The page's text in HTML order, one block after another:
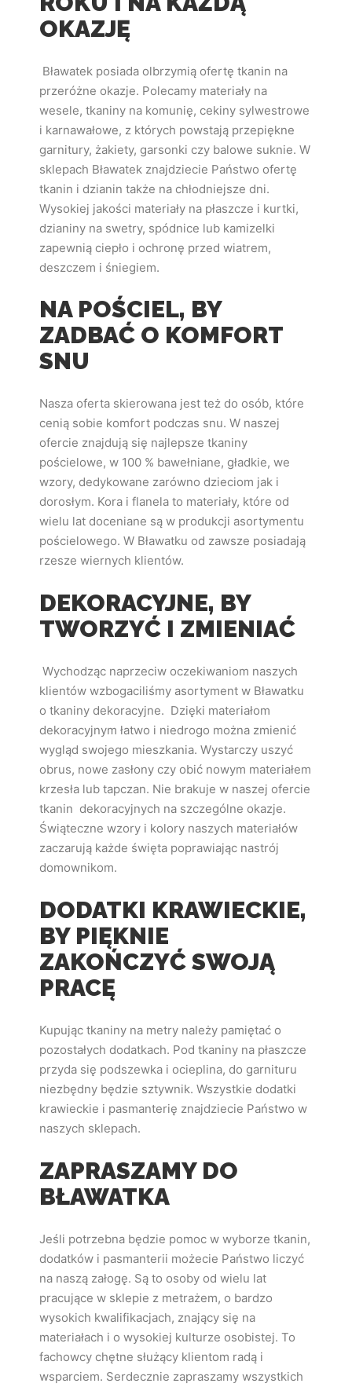
OKAZJĘ
Bławatek posiada olbrzymią ofertę tkanin na
przeróżne okazje. Polecamy materiały na
wesele, tkaniny na komunię, cekiny sylwestrowe
i karnawałowe, z których powstają przepiękne
garnitury, żakiety, garsonki czy balowe suknie. W
sklepach Bławatek znajdziecie Państwo ofertę
tkanin i dzianin także na chłodniejsze dni.
Wysokiej jakości materiały na płaszcze i kurtki,
dzianiny na swetry, spódnice lub kamizelki
zapewnią ciepło i ochronę przed wiatrem,
deszczem i śniegiem.
NA POŚCIEL, BY
ZADBAĆ O KOMFORT
SNU
Nasza oferta skierowana jest też do osób, które
cenią sobie komfort podczas snu. W naszej
ofercie znajdują się najlepsze tkaniny
pościelowe, w 100 % bawełniane, gładkie, we
wzory, dedykowane zarówno dzieciom jak i
dorosłym. Kora i flanela to materiały, które od
wielu lat doceniane są w produkcji asortymentu
pościelowego. W Bławatku od zawsze posiadają
rzesze wiernych klientów.
DEKORACYJNE, BY
TWORZYĆ I ZMIENIAĆ
Wychodząc naprzeciw oczekiwaniom naszych
klientów wzbogaciliśmy asortyment w Bławatku
o tkaniny dekoracyjne. Dzięki materiałom
dekoracyjnym łatwo i niedrogo można zmienić
wygląd swojego mieszkania. Wystarczy uszyć
obrus, nowe zasłony czy obić nowym materiałem
krzesła lub tapczan. Nie brakuje w naszej ofercie
tkanin dekoracyjnych na szczególne okazje.
Świąteczne wzory i kolory naszych materiałów
zaczarują każde święta poprawiając nastrój
domownikom.
DODATKI KRAWIECKIE,
BY PIĘKNIE
ZAKOŃCZYĆ SWOJĄ
PRACĘ
Kupując tkaniny na metry należy pamiętać o
pozostałych dodatkach. Pod tkaniny na płaszcze
przyda się podszewka i ocieplina, do garnituru
niezbędny będzie sztywnik. Wszystkie dodatki
krawieckie i pasmanterię znajdziecie Państwo w
naszych sklepach.
ZAPRASZAMY DO
BŁAWATKA
Jeśli potrzebna będzie pomoc w wyborze tkanin,
dodatków i pasmanterii możecie Państwo liczyć
na naszą załogę. Są to osoby od wielu lat
pracujące w sklepie z metrażem, o bardzo
wysokich kwalifikacjach, znający się na
materiałach i o wysokiej kulturze osobistej. To
fachowcy chętne służący klientom radą i
wsparciem. Serdecznie zapraszamy wszystkich